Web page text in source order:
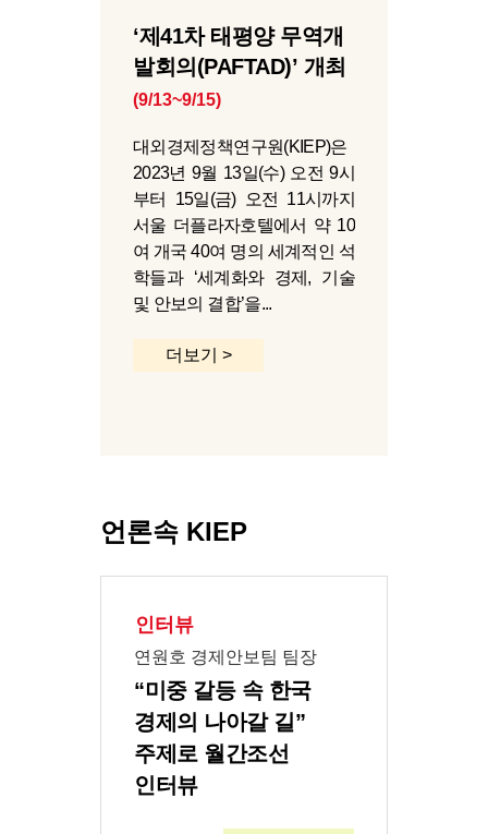
‘제41차 태평양 무역개
발회의(PAFTAD)’ 개최
(9/13~9/15)
대외경제정책연구원(KIEP)은
2023년 9월 13일(수) 오전 9시
부터 15일(금) 오전 11시까지
서울 더플라자호텔에서 약 10
여 개국 40여 명의 세계적인 석
학들과 ‘세계화와 경제, 기술
및 안보의 결합’을...
더보기 >
언론속 KIEP
인터뷰
연원호 경제안보팀 팀장
“미중 갈등 속 한국
경제의 나아갈 길”
주제로 월간조선
인터뷰